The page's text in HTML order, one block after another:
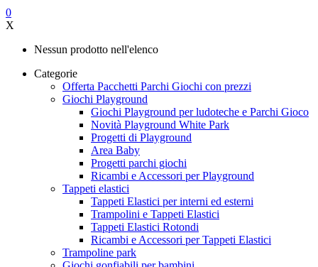
0
X
Nessun prodotto nell'elenco
Categorie
Offerta Pacchetti Parchi Giochi con prezzi
Giochi Playground
Giochi Playground per ludoteche e Parchi Gioco
Novità Playground White Park
Progetti di Playground
Area Baby
Progetti parchi giochi
Ricambi e Accessori per Playground
Tappeti elastici
Tappeti Elastici per interni ed esterni
Trampolini e Tappeti Elastici
Tappeti Elastici Rotondi
Ricambi e Accessori per Tappeti Elastici
Trampoline park